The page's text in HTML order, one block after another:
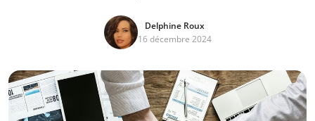
Delphine Roux
16 décembre 2024